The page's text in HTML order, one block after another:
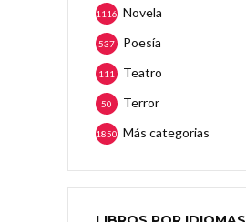
Novela
1116
Poesía
537
Teatro
111
Terror
50
Más categorias
1850